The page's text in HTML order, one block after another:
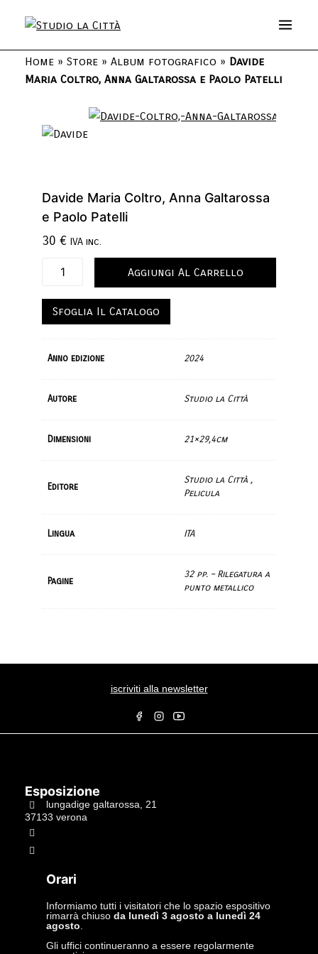
Home » Store » Album fotografico » Davide
Maria Coltro, Anna Galtarossa e Paolo Patelli
Davide Maria Coltro, Anna Galtarossa
e Paolo Patelli
30 € IVA inc.
Aggiungi Al Carrello
Sfoglia Il Catalogo
Anno edizione 2024
Autore Studio la Città
Dimensioni 21×29,4cm
Editore
Studio la Città ,
Pelicula
Lingua ITA
Pagine
32 pp. – Rilegatura a
punto metallico
iscriviti alla newsletter
Esposizione
lungadige galtarossa, 21
37133 verona
Orari
Informiamo tutti i visitatori che lo spazio espositivo
rimarrà chiuso da lunedì 3 agosto a lunedì 24
agosto
Gli uffici continueranno a essere regolarmente